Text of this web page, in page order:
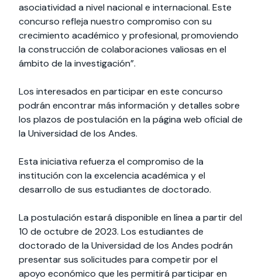
asociatividad a nivel nacional e internacional. Este
concurso refleja nuestro compromiso con su
crecimiento académico y profesional, promoviendo
la construcción de colaboraciones valiosas en el
ámbito de la investigación”.
Los interesados en participar en este concurso
podrán encontrar más información y detalles sobre
los plazos de postulación en la página web oficial de
la Universidad de los Andes.
Esta iniciativa refuerza el compromiso de la
institución con la excelencia académica y el
desarrollo de sus estudiantes de doctorado.
La postulación estará disponible en línea a partir del
10 de octubre de 2023. Los estudiantes de
doctorado de la Universidad de los Andes podrán
presentar sus solicitudes para competir por el
apoyo económico que les permitirá participar en